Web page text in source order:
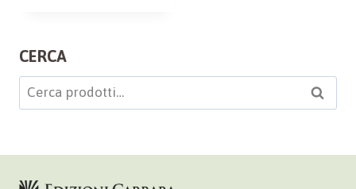
CERCA
Cerca: Cerca